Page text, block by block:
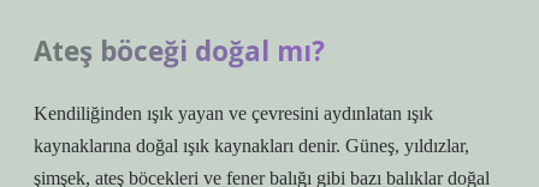
Ateş böceği doğal mı?
Kendiliğinden ışık yayan ve çevresini aydınlatan ışık
kaynaklarına doğal ışık kaynakları denir. Güneş, yıldızlar,
şimşek, ateş böcekleri ve fener balığı gibi bazı balıklar doğal